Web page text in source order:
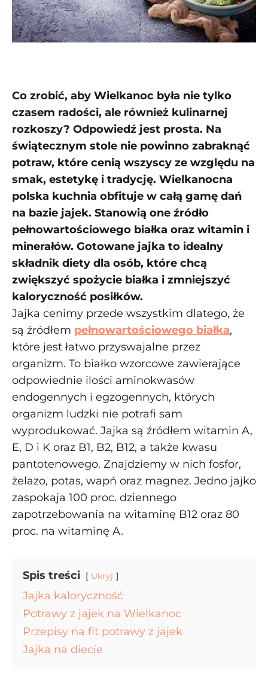
Co zrobić, aby Wielkanoc była nie tylko
czasem radości, ale również kulinarnej
rozkoszy? Odpowiedź jest prosta. Na
świątecznym stole nie powinno zabraknąć
potraw, które cenią wszyscy ze względu na
smak, estetykę i tradycję. Wielkanocna
polska kuchnia obfituje w całą gamę dań
na bazie jajek. Stanowią one źródło
pełnowartościowego białka oraz witamin i
minerałów. Gotowane jajka to idealny
składnik diety dla osób, które chcą
zwiększyć spożycie białka i zmniejszyć
kaloryczność posiłków.
Jajka cenimy przede wszystkim dlatego, że
są źródłem pełnowartościowego białka,
które jest łatwo przyswajalne przez
organizm. To białko wzorcowe zawierające
odpowiednie ilości aminokwasów
endogennych i egzogennych, których
organizm ludzki nie potrafi sam
wyprodukować. Jajka są źródłem witamin A,
E, D i K oraz B1, B2, B12, a także kwasu
pantotenowego. Znajdziemy w nich fosfor,
żelazo, potas, wapń oraz magnez. Jedno jajko
zaspokaja 100 proc. dziennego
zapotrzebowania na witaminę B12 oraz 80
proc. na witaminę A.
Spis treści Ukryj
Jajka kaloryczność
Potrawy z jajek na Wielkanoc
Przepisy na fit potrawy z jajek
Jajka na diecie